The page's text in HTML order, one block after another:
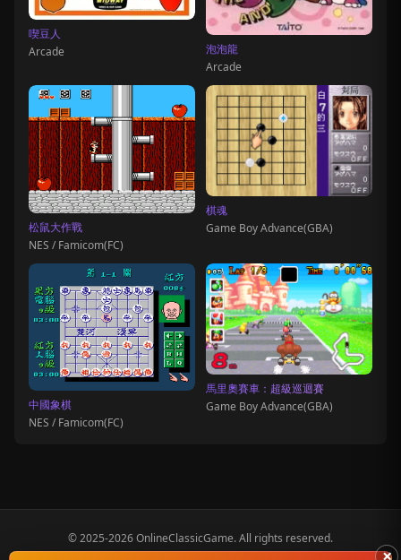
喫豆人
Arcade
泡泡龍
Arcade
松鼠大作戰
NES / Famicom(FC)
棋魂
Game Boy Advance(GBA)
中國象棋
NES / Famicom(FC)
馬里奧賽車：超級巡迴賽
Game Boy Advance(GBA)
© 2025-2026 OnlineClassicGame. All rights reserved.